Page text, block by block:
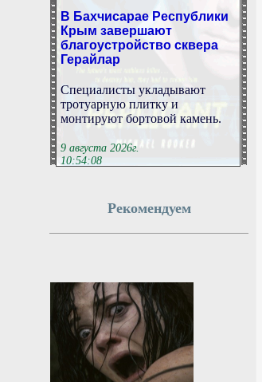
Крым завершают
благоустройство сквера
Герайлар
тротуарную плитку и
монтируют бортовой камень.
9 августа 2026г.
10:54:08
впервые за четыре года
словенского парламентов
обменялись посланиями
впервые за четыре года. Об
этом заявил в интервью ТАСС
директор второго европейского
департамента МИД РФ Юрий
Пилипсон.
Рекомендуем